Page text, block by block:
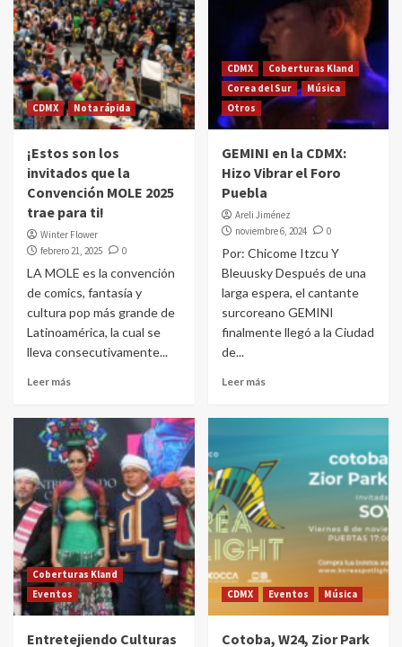
CDMX Nota rápida
¡Estos son los
invitados que la
Convención MOLE 2025
trae para ti!
Winter Flower
febrero 21, 2025
0
LA MOLE es la convención
de comics, fantasía y
cultura pop más grande de
Latinoamérica, la cual se
lleva consecutivamente...
Leer más
CDMX
Coberturas Kland
Corea del Sur
Música
Otros
GEMINI en la CDMX:
Hizo Vibrar el Foro
Puebla
Areli Jiménez
noviembre 6, 2024
0
Por: Chicome Itzcu Y
Bleuusky Después de una
larga espera, el cantante
surcoreano GEMINI
finalmente llegó a la Ciudad
de...
Leer más
Coberturas Kland
Eventos
Entretejiendo Culturas
CDMX Eventos Música
Cotoba, W24, Zior Park